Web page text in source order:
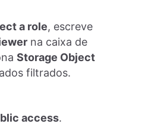
a role, escreve
na caixa de
Storage Object
filtrados.
access.